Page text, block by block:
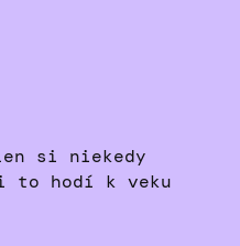
si niekedy
to hodí k veku